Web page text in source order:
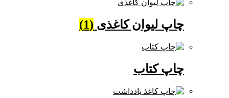
چاپ لیوان کاغذی(1)
چاپ کتاب